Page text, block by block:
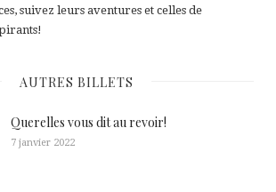
suivez leurs aventures et celles de
AUTRES BILLETS
Querelles vous dit au revoir!
7 janvier 2022